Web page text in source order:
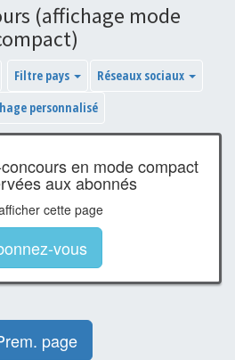
(affichage mode
Filtre pays
Réseaux sociaux
personnalisé
en mode compact
aux abonnés
cette page
vous
page